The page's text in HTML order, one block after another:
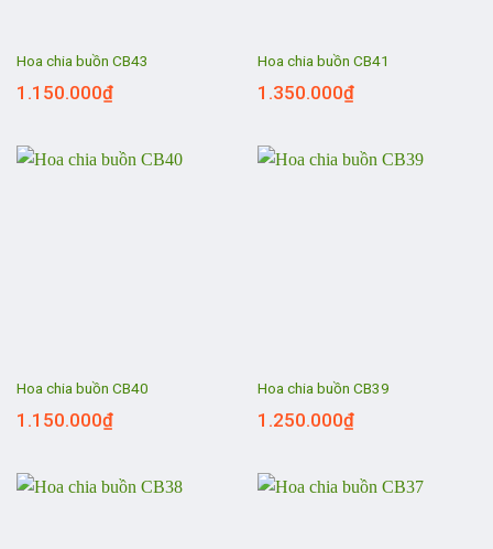
Hoa chia buồn CB43
1.150.000₫
Hoa chia buồn CB41
1.350.000₫
Hoa chia buồn CB40
1.150.000₫
Hoa chia buồn CB39
1.250.000₫